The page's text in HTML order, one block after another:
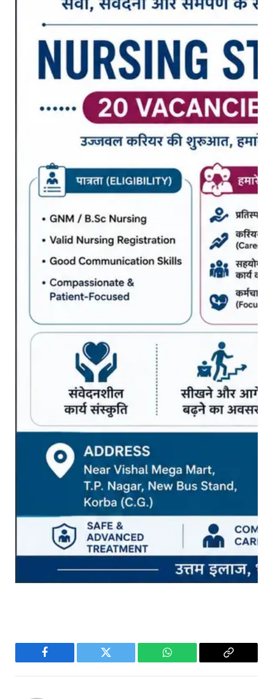
Facebook Twitter WhatsApp
Copy